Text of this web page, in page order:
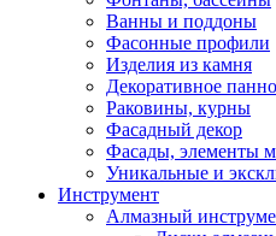
Ванны и поддоны
Фасонные профили
Изделия из камня
Декоративное панно
Раковины, курны
Фасадный декор
Фасады, элементы
Уникальные и
Инструмент
Алмазный